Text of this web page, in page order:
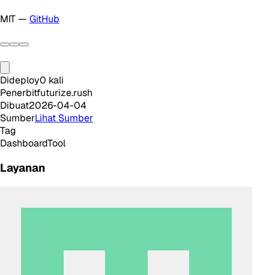
MIT — GitHub
Dideploy0 kali
Penerbitfuturize.rush
Dibuat2026-04-04
SumberLihat Sumber
Tag
DashboardTool
Layanan